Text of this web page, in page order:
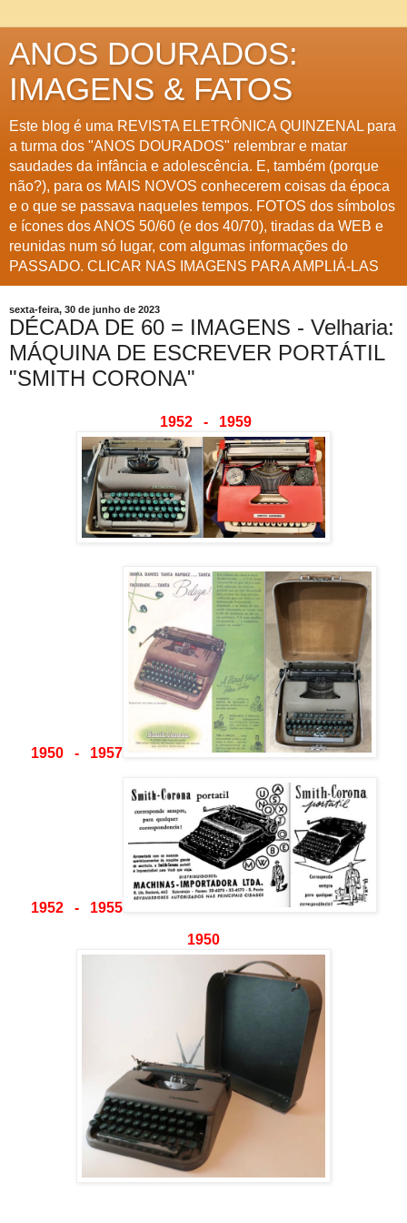
ANOS DOURADOS:
IMAGENS & FATOS
Este blog é uma REVISTA ELETRÔNICA QUINZENAL para
a turma dos "ANOS DOURADOS" relembrar e matar
saudades da infância e adolescência. E, também (porque
não?), para os MAIS NOVOS conhecerem coisas da época
e o que se passava naqueles tempos. FOTOS dos símbolos
e ícones dos ANOS 50/60 (e dos 40/70), tiradas da WEB e
reunidas num só lugar, com algumas informações do
PASSADO. CLICAR NAS IMAGENS PARA AMPLIÁ-LAS
sexta-feira, 30 de junho de 2023
DÉCADA DE 60 = IMAGENS - Velharia:
MÁQUINA DE ESCREVER PORTÁTIL
"SMITH CORONA"
1952 - 1959
1950 - 1957
1952 - 1955
1950